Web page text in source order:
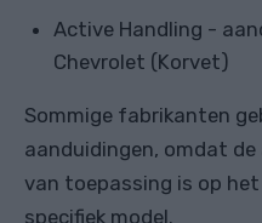
Active Handling -
Chevrolet (Korvet)
Sommige fabrikanten
aanduidingen, omdat
van toepassing is op het
specifiek model.